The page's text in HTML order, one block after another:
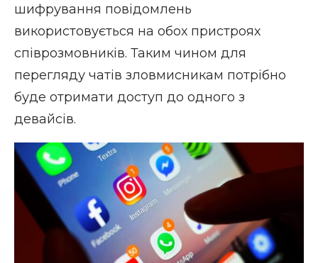
шифрування повідомлень
використовується на обох пристроях
співрозмовників. Таким чином для
перегляду чатів зловмисникам потрібно
буде отримати доступ до одного з
девайсів.